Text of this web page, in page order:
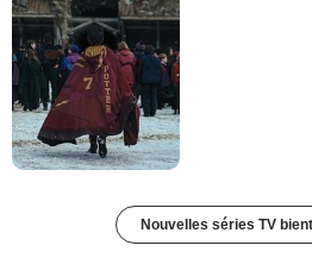
Nouvelles séries TV